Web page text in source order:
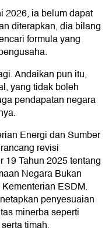
2026, ia belum dapat
diterapkan, dia bilang
formula yang
Andaikan pun itu,
yang tidak boleh
pendapatan negara
Energi dan Sumber
revisi
19 Tahun 2025 tentang
Negara Bukan
ESDM.
penyesuaian
minerba seperti
timah.